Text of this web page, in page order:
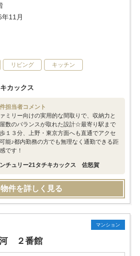
年11月
リビング キッチン
カックス
担当者コメント
ミリー向けの実用的な間取りで、収納力と
数のバランスが取れた設計☆最寄り駅まで
１３分、上野・東京方面へも直通でアクセ
能♪都内勤務の方でも無理なく通勤できる距
です！
チュリー21タチキカックス 佐怒賀
物件を詳しく見る
マンション
河 ２番館